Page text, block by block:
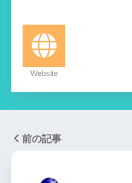
Website
前の記事